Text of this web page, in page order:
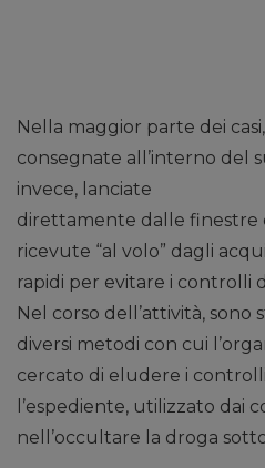
Nella maggior parte dei
consegnate all’interno del
invece, lanciate
direttamente dalle finestre
ricevute “al volo” dagli
rapidi per evitare i controlli
Nel corso dell’attività, sono
diversi metodi con cui
cercato di eludere i
l’espediente, utilizzato dai
nell’occultare la droga